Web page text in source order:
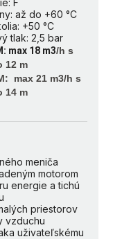
až do +60 °C
+50 °C
tlak: 2,5 bar
max 18 m3/h s
12 m
max 21 m3/h s
14 m
meniča
motorom
energie a tichú
priestorov
vzduchu
uživateľskému